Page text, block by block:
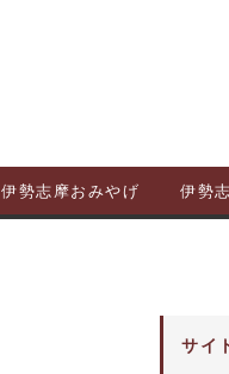
伊勢志摩おみやげ 伊勢
サイ